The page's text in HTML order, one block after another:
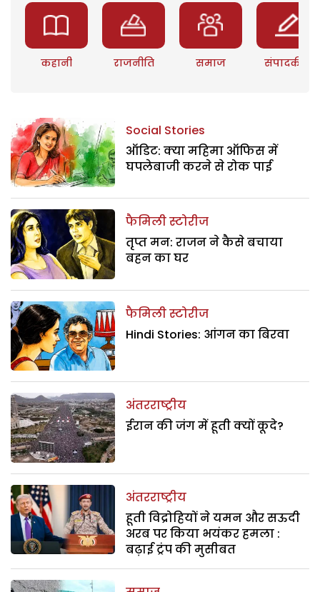
कहानी राजनीति समाज संपादकीय
Social Stories
ऑडिट: क्या महिमा ऑफिस में
घपलेबाजी करने से रोक पाई
फैमिली स्टोरीज
तृप्त मन: राजन ने कैसे बचाया
बहन का घर
फैमिली स्टोरीज
Hindi Stories: आंगन का बिरवा
अंतरराष्ट्रीय
ईरान की जंग में हूती क्यों कूदे?
अंतरराष्ट्रीय
हूती विद्रोहियों ने यमन और सऊदी
अरब पर किया भयंकर हमला :
बढ़ाई ट्रंप की मुसीबत